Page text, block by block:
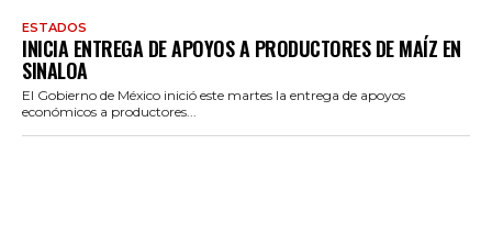
ESTADOS
INICIA ENTREGA DE APOYOS A PRODUCTORES DE MAÍZ EN
SINALOA
El Gobierno de México inició este martes la entrega de apoyos
económicos a productores...